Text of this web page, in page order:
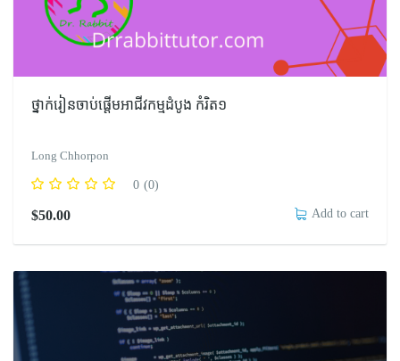
ថ្នាក់រៀនចាប់ផ្តើមអាជីវកម្មដំបូង កំរិត១
Long Chhorpon
0 (0)
$50.00 Add to cart